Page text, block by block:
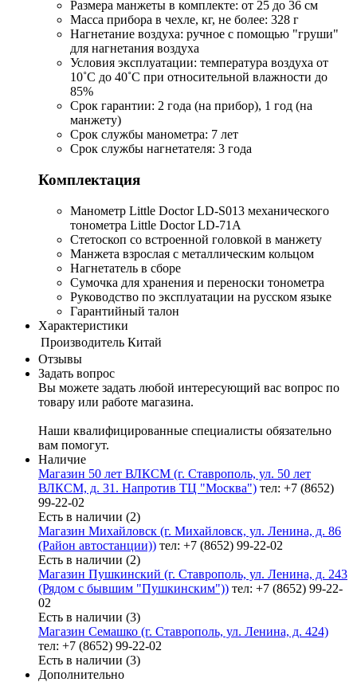
Размера манжеты в комплекте: от 25 до 36 см
Масса прибора в чехле, кг, не более: 328 г
Нагнетание воздуха: ручное с помощью "груши"
для нагнетания воздуха
Условия эксплуатации: температура воздуха от
10˚C до 40˚C при относительной влажности до
85%
Срок гарантии: 2 года (на прибор), 1 год (на
манжету)
Срок службы манометра: 7 лет
Срок службы нагнетателя: 3 года
Комплектация
Манометр Little Doctor LD-S013 механического
тонометра Little Doctor LD-71A
Стетоскоп со встроенной головкой в манжету
Манжета взрослая с металлическим кольцом
Нагнетатель в сборе
Сумочка для хранения и переноски тонометра
Руководство по эксплуатации на русском языке
Гарантийный талон
Характеристики
Производитель Китай
Отзывы
Задать вопрос
Вы можете задать любой интересующий вас вопрос по
товару или работе магазина.
Наши квалифицированные специалисты обязательно
вам помогут.
Наличие
Магазин 50 лет ВЛКСМ (г. Ставрополь, ул. 50 лет
ВЛКСМ, д. 31. Напротив ТЦ "Москва") тел: +7 (8652)
99-22-02
Есть в наличии (2)
Магазин Михайловск (г. Михайловск, ул. Ленина, д. 86
(Район автостанции)) тел: +7 (8652) 99-22-02
Есть в наличии (2)
Магазин Пушкинский (г. Ставрополь, ул. Ленина, д. 243
(Рядом с бывшим "Пушкинским")) тел: +7 (8652) 99-22-
02
Есть в наличии (3)
Магазин Семашко (г. Ставрополь, ул. Ленина, д. 424)
тел: +7 (8652) 99-22-02
Есть в наличии (3)
Дополнительно